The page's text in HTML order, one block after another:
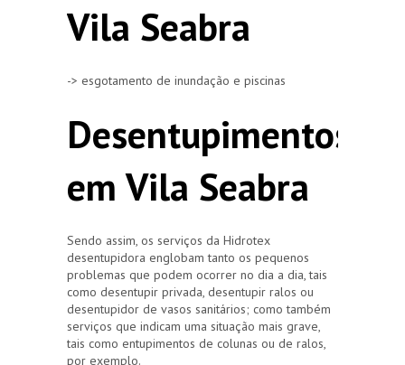
Vila Seabra
-> esgotamento de inundação e piscinas
Desentupimentos
em Vila Seabra
Sendo assim, os serviços da Hidrotex
desentupidora englobam tanto os pequenos
problemas que podem ocorrer no dia a dia, tais
como desentupir privada, desentupir ralos ou
desentupidor de vasos sanitários; como também
serviços que indicam uma situação mais grave,
tais como entupimentos de colunas ou de ralos,
por exemplo.